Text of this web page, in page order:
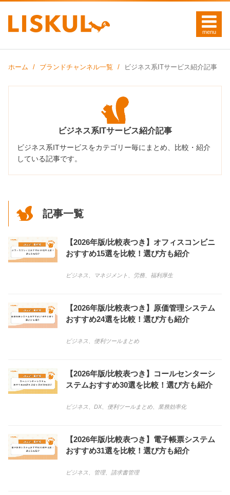
ホーム ブランドチャンネル一覧 ビジネス系ITサービス紹介記事
ビジネス系ITサービス紹介記事
ビジネス系ITサービスをカテゴリー毎にまとめ、比較・紹介
している記事です。
記事一覧
【2026年版/比較表つき】オフィスコンビニ
おすすめ15選を比較！選び方も紹介
ビジネス マネジメント 労務、 福利厚生
【2026年版/比較表つき】原価管理システム
おすすめ24選を比較！選び方も紹介
ビジネス 便利ツールまとめ
【2026年版/比較表つき】コールセンターシ
ステムおすすめ30選を比較！選び方も紹介
ビジネス DX、 便利ツールまとめ 業務効率化
【2026年版/比較表つき】電子帳票システム
おすすめ31選を比較！選び方も紹介
ビジネス 管理、 請求書管理